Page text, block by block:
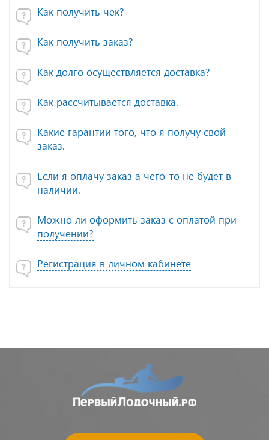
Как получить чек?
Как получить заказ?
Как долго осуществляется доставка?
Как рассчитывается доставка.
Какие гарантии того, что я получу свой
заказ.
Если я оплачу заказ а чего-то не будет в
наличии.
Можно ли оформить заказ с оплатой при
получении?
Регистрация в личном кабинете